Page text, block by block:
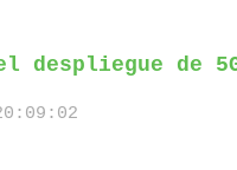
despliegue de